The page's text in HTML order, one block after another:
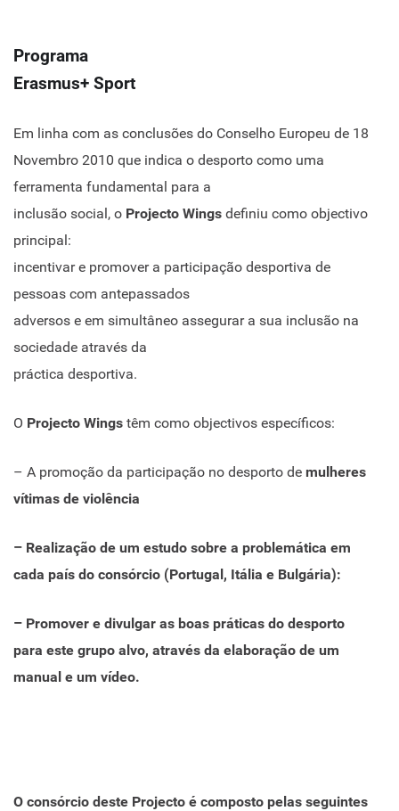
Programa
Erasmus+ Sport
Em linha com as conclusões do Conselho Europeu de 18
Novembro 2010 que indica o desporto como uma
ferramenta fundamental para a
inclusão social, o Projecto Wings definiu como objectivo
principal:
incentivar e promover a participação desportiva de
pessoas com antepassados
adversos e em simultâneo assegurar a sua inclusão na
sociedade através da
práctica desportiva.
O Projecto Wings têm como objectivos específicos:
– A promoção da participação no desporto de mulheres
vítimas de violência
– Realização de um estudo sobre a problemática em
cada país do consórcio (Portugal, Itália e Bulgária):
– Promover e divulgar as boas práticas do desporto
para este grupo alvo, através da elaboração de um
manual e um vídeo.
O consórcio deste Projecto é composto pelas seguintes